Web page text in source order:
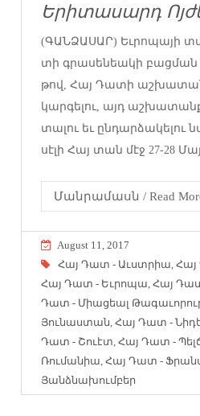
Երիտասարդ
(ԳԱՆՁԱՍԱՐ) Եւ­րո­պա­յի
տի գրա­սեն­եա­կի
թով, Հայ Դա­տի
կար­գե­լու, այդ
տա­լու եւ
սէ­լի Հայ տան մէջ 27-28
Մանրամասն / Read
August 11, 2017
Հայ Դատ - Աւստրիա ,
Հայ Դատ - Եւրոպա ,Հայ
Դատ - Միացեալ
Յունաստան ,Հայ Դատ -
Դատ - Շուէտ ,Հայ Դատ -
Ռումանիա ,Հայ Դատ -
Յանձնախումբեր